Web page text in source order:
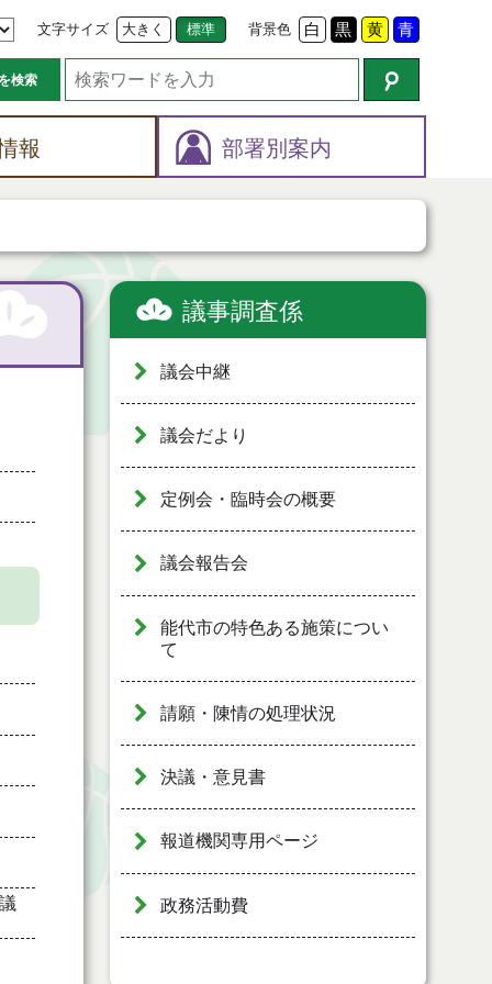
文字サイズ 大きく 標準 背景色 白 黒 黄 青
検索
報 部署別案内
議事調査係
議会中継
議会だより
定例会・臨時会の概要
議会報告会
能代市の特色ある施策につい
て
請願・陳情の処理状況
決議・意見書
報道機関専用ページ
政務活動費